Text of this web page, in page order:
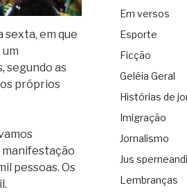
sexta, em que
segundo as
próprios
manifestação
pessoas. Os
Em versos
Esporte
Ficção
Geléia Geral
Histórias de
Imigração
Jornalismo
Jus sperneandi
Lembranças